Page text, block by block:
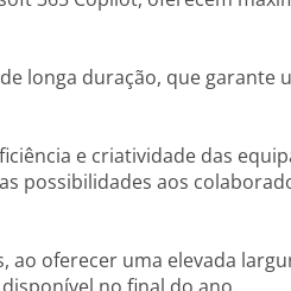
longa duração, que garante
e criatividade das
possibilidades aos
oferecer uma elevada